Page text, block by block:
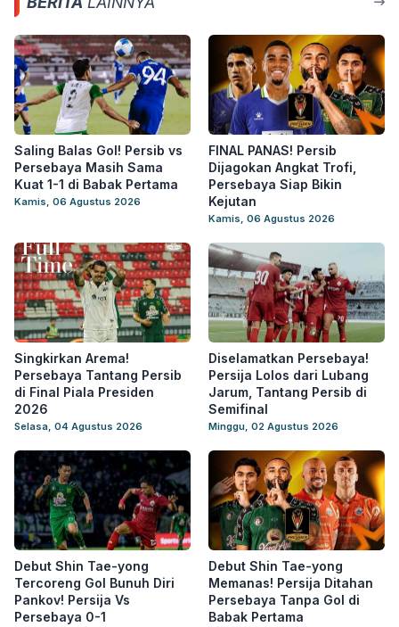
Saling Balas Gol! Persib vs
Persebaya Masih Sama
Kuat 1-1 di Babak Pertama
Kamis, 06 Agustus 2026
FINAL PANAS! Persib
Dijagokan Angkat Trofi,
Persebaya Siap Bikin
Kejutan
Kamis, 06 Agustus 2026
Singkirkan Arema!
Persebaya Tantang Persib
di Final Piala Presiden
2026
Selasa, 04 Agustus 2026
Diselamatkan Persebaya!
Persija Lolos dari Lubang
Jarum, Tantang Persib di
Semifinal
Minggu, 02 Agustus 2026
Debut Shin Tae-yong
Tercoreng Gol Bunuh Diri
Pankov! Persija Vs
Persebaya 0-1
Debut Shin Tae-yong
Memanas! Persija Ditahan
Persebaya Tanpa Gol di
Babak Pertama